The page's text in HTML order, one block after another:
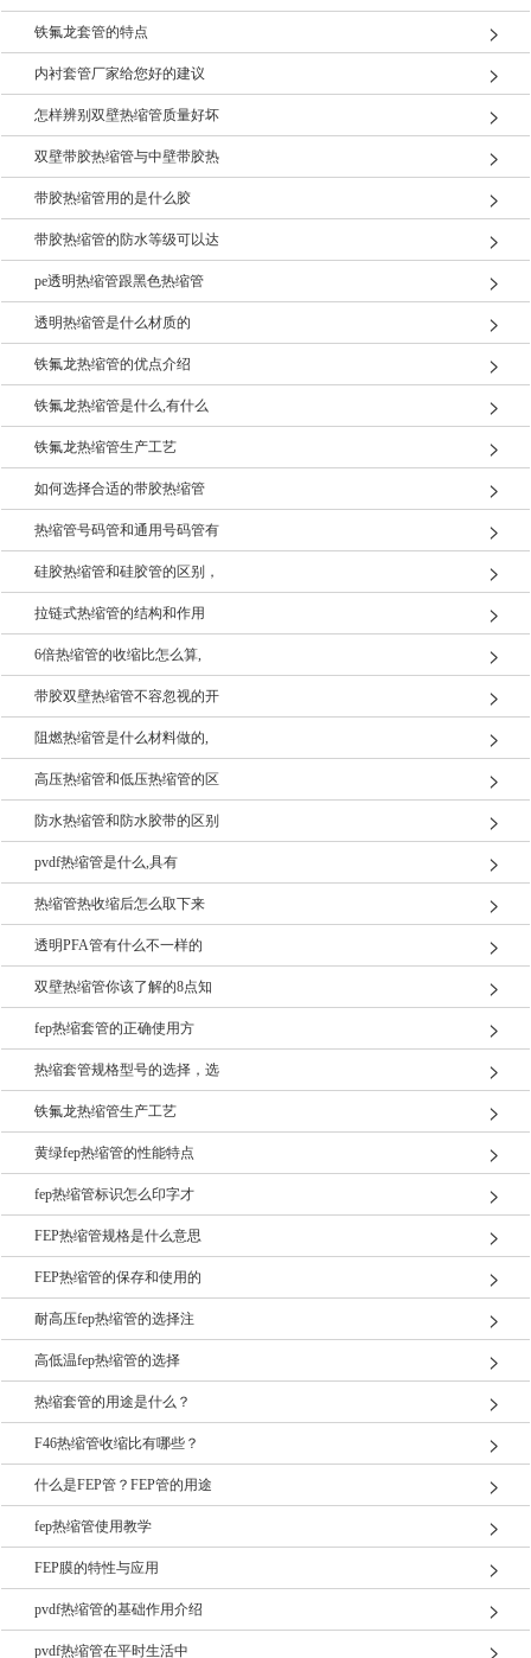
铁氟龙套管的特点
内衬套管厂家给您好的建议
怎样辨别双壁热缩管质量好坏
双壁带胶热缩管与中壁带胶热
带胶热缩管用的是什么胶
带胶热缩管的防水等级可以达
pe透明热缩管跟黑色热缩管
透明热缩管是什么材质的
铁氟龙热缩管的优点介绍
铁氟龙热缩管是什么,有什么
铁氟龙热缩管生产工艺
如何选择合适的带胶热缩管
热缩管号码管和通用号码管有
硅胶热缩管和硅胶管的区别，
拉链式热缩管的结构和作用
6倍热缩管的收缩比怎么算,
带胶双壁热缩管不容忽视的开
阻燃热缩管是什么材料做的,
高压热缩管和低压热缩管的区
防水热缩管和防水胶带的区别
pvdf热缩管是什么,具有
热缩管热收缩后怎么取下来
透明PFA管有什么不一样的
双壁热缩管你该了解的8点知
fep热缩套管的正确使用方
热缩套管规格型号的选择，选
铁氟龙热缩管生产工艺
黄绿fep热缩管的性能特点
fep热缩管标识怎么印字才
FEP热缩管规格是什么意思
FEP热缩管的保存和使用的
耐高压fep热缩管的选择注
高低温fep热缩管的选择
热缩套管的用途是什么？
F46热缩管收缩比有哪些？
什么是FEP管？FEP管的用途
fep热缩管使用教学
FEP膜的特性与应用
pvdf热缩管的基础作用介绍
pvdf热缩管在平时生活中